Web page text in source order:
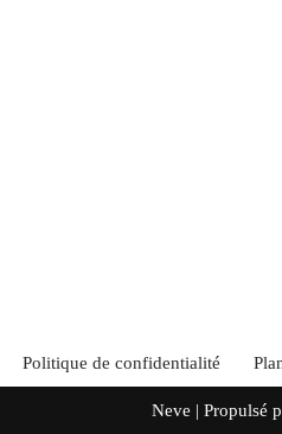
Politique de confidentialité
Neve | Propulsé